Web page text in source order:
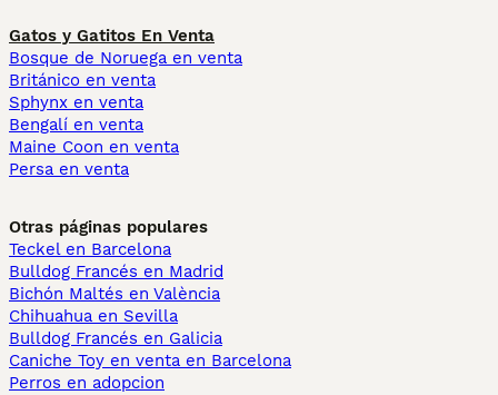
Gatos y Gatitos En Venta
Bosque de Noruega en venta
Británico en venta
Sphynx en venta
Bengalí en venta
Maine Coon en venta
Persa en venta
Otras páginas populares
Teckel en Barcelona
Bulldog Francés en Madrid
Bichón Maltés en València
Chihuahua en Sevilla
Bulldog Francés en Galicia
Caniche Toy en venta en Barcelona
Perros en adopcion